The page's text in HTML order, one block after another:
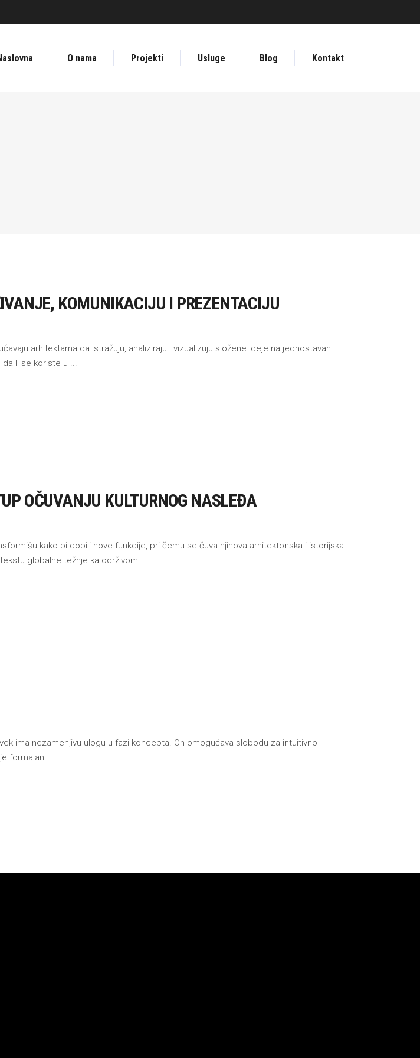
O nama Projekti Usluge Blog Kontakt
KOMUNIKACIJU I PREZENTACIJU
arhitektama da istražuju, analiziraju i vizualizuju složene ideje na jednostavan
da li se koriste u
OČUVANJU KULTURNOG NASLEĐA
kako bi dobili nove funkcije, pri čemu se čuva njihova arhitektonska i istorijska
globalne težnje ka održivom
ima nezamenjivu ulogu u fazi koncepta. On omogućava slobodu za intuitivno
formalan